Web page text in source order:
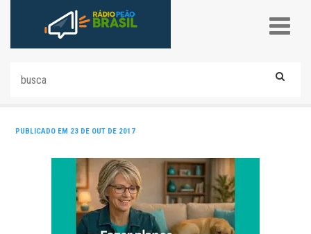
PUBLICADO EM 23 DE OUT DE 2017